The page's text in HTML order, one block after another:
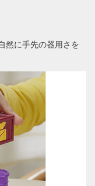
然に手先の器用さを